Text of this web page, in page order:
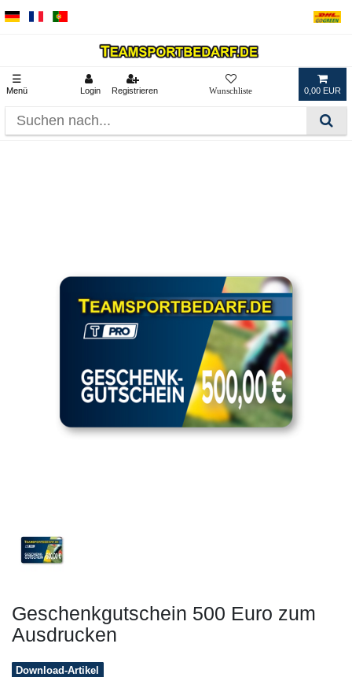
☰
Menü Login Registrieren 0,00 EUR
Geschenkgutschein 500 Euro zum
Ausdrucken
Download-Artikel